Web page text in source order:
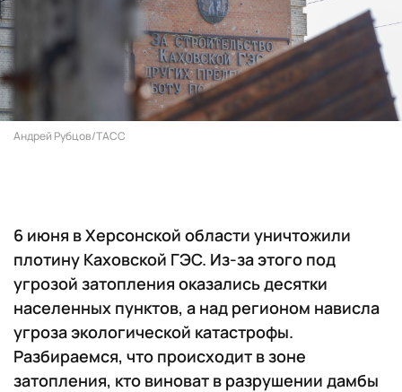
Андрей Рубцов/ТАСС
6 июня в Херсонской области уничтожили
плотину Каховской ГЭС. Из-за этого под
угрозой затопления оказались десятки
населенных пунктов, а над регионом нависла
угроза экологической катастрофы.
Разбираемся, что происходит в зоне
затопления, кто виноват в разрушении дамбы